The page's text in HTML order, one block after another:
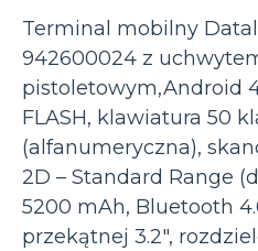
Terminal mobilny
942600024 z
pistoletowym,Android
FLASH, klawiatura 50
(alfanumeryczna),
2D – Standard Range
5200 mAh, Bluetooth
przekątnej 3.2″,